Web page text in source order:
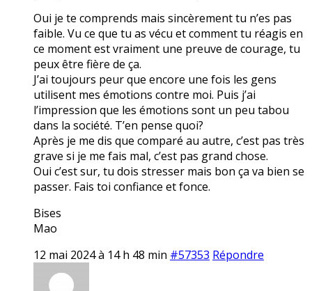
Oui je te comprends mais sincèrement tu n’es pas
faible. Vu ce que tu as vécu et comment tu réagis en
ce moment est vraiment une preuve de courage, tu
peux être fière de ça.
J’ai toujours peur que encore une fois les gens
utilisent mes émotions contre moi. Puis j’ai
l’impression que les émotions sont un peu tabou
dans la société. T’en pense quoi?
Après je me dis que comparé au autre, c’est pas très
grave si je me fais mal, c’est pas grand chose.
Oui c’est sur, tu dois stresser mais bon ça va bien se
passer. Fais toi confiance et fonce.
Bises
Mao
12 mai 2024 à 14 h 48 min #57353 Répondre